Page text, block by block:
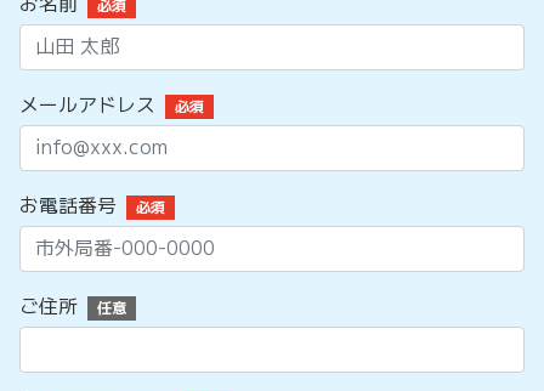
必須
メールアドレス 必須
お電話番号 必須
ご住所 任意